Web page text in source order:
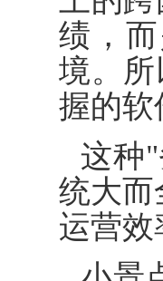
绩，
境。
握的软
这种
统大而
运营效